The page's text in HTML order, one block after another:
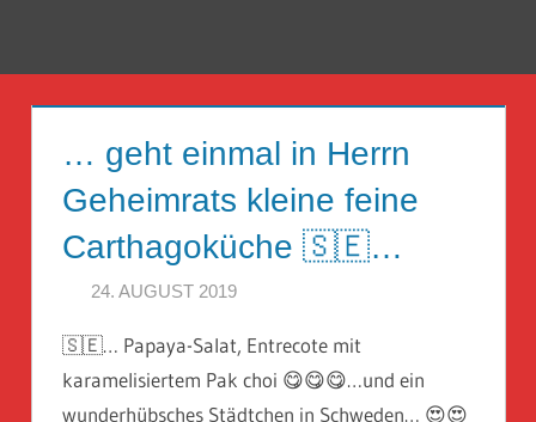
Guckloch
Herr
Geheimrat
Reisen
… geht einmal in Herrn
Geheimrats kleine feine
Carthagoküche 🇸🇪…
24. AUGUST 2019
🇸🇪… Papaya-Salat, Entrecote mit
karamelisiertem Pak choi 😋😋😋…und ein
wunderhübsches Städtchen in Schweden… 😍😍